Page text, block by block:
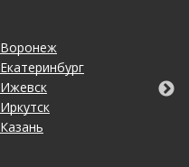
Воронеж
Екатеринбург
Ижевск
Иркутск
Казань
Липецк
Махачкала
Набережные Челны
Нижний Новгород
Новосибирск
Рязань
Самара
Санкт-Петербург
Саратов
Ставрополь
Уфа
Хабаровск
Чебоксары
Челябинск
Ярославль